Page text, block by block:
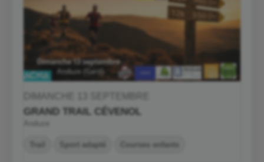
GRAND TRAIL CÉVENOL
Trail Sport adapté Courses enfants